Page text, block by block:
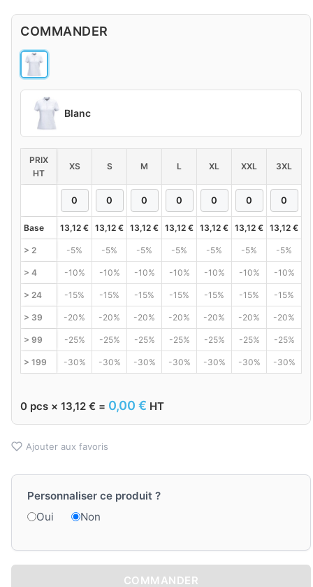
COMMANDER
Blanc
PRIX
HT
XS S M L XL XXL 3XL
Base 13,12 € 13,12 € 13,12 € 13,12 € 13,12 € 13,12 € 13,12 €
> 2 -5% -5% -5% -5% -5% -5% -5%
> 4 -10% -10% -10% -10% -10% -10% -10%
> 24 -15% -15% -15% -15% -15% -15% -15%
> 39 -20% -20% -20% -20% -20% -20% -20%
> 99 -25% -25% -25% -25% -25% -25% -25%
> 199 -30% -30% -30% -30% -30% -30% -30%
0 pcs × 13,12 € = 0,00 € HT
Ajouter aux favoris
Personnaliser ce produit ?
Oui
Non
COMMANDER